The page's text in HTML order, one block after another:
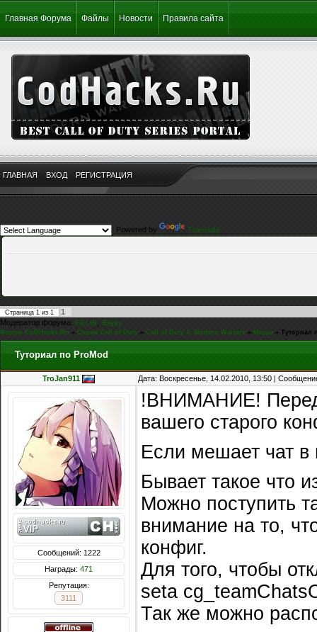
Главная Форума Файлы Новости Правила сайта
ГЛАВНАЯ ВХОД РЕГИСТРАЦИЯ
Powered by Translate
Страница 1 из 1
1
Модератор форума: FiLLiN,iEnjoy
Форум CoDHacks.Ru » Серия Call of Duty » Call of Duty 4: Modern Warfare » Моды » Туториал
Туториал по ProMod
TroJan911 Дата: Воскресенье, 14.02.2010, 13:50 |
Сообщений: 1222
Награды: 471
Репутация:
3111
!ВНИМАНИЕ! Перед
вашего старого
Если мешает чат в
Бывает такое что
Можно поступить
внимание на то,
конфиг.
Для того, чтобы
seta
Так же можно